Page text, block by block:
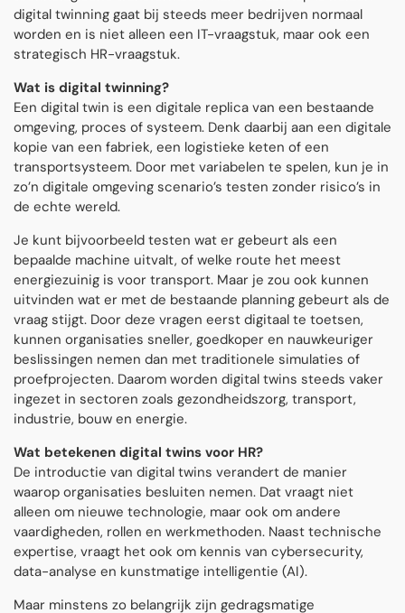
digital twinning gaat bij steeds meer bedrijven normaal
worden en is niet alleen een IT-vraagstuk, maar ook een
strategisch HR-vraagstuk.
Wat is digital twinning?
Een digital twin is een digitale replica van een bestaande
omgeving, proces of systeem. Denk daarbij aan een digitale
kopie van een fabriek, een logistieke keten of een
transportsysteem. Door met variabelen te spelen, kun je in
zo’n digitale omgeving scenario’s testen zonder risico’s in
de echte wereld.
Je kunt bijvoorbeeld testen wat er gebeurt als een
bepaalde machine uitvalt, of welke route het meest
energiezuinig is voor transport. Maar je zou ook kunnen
uitvinden wat er met de bestaande planning gebeurt als de
vraag stijgt. Door deze vragen eerst digitaal te toetsen,
kunnen organisaties sneller, goedkoper en nauwkeuriger
beslissingen nemen dan met traditionele simulaties of
proefprojecten. Daarom worden digital twins steeds vaker
ingezet in sectoren zoals gezondheidszorg, transport,
industrie, bouw en energie.
Wat betekenen digital twins voor HR?
De introductie van digital twins verandert de manier
waarop organisaties besluiten nemen. Dat vraagt niet
alleen om nieuwe technologie, maar ook om andere
vaardigheden, rollen en werkmethoden. Naast technische
expertise, vraagt het ook om kennis van cybersecurity,
data-analyse en kunstmatige intelligentie (AI).
Maar minstens zo belangrijk zijn gedragsmatige